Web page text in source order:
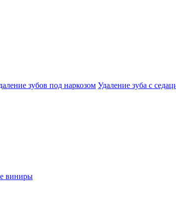
зубов под наркозом Удаление зуба с
виниры